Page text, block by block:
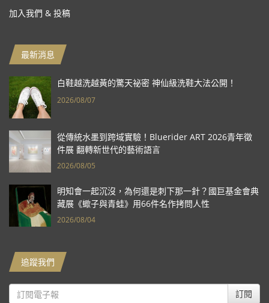
加入我們 & 投稿
最新消息
白鞋越洗越黃的驚天祕密 神仙級洗鞋大法公開！
2026/08/07
從傳統水墨到跨域實驗！Bluerider ART 2026青年徵
件展 翻轉新世代的藝術語言
2026/08/05
明知會一起沉沒，為何還是刺下那一針？國巨基金會典
藏展《蠍子與青蛙》用66件名作拷問人性
2026/08/04
追蹤我們
訂閱